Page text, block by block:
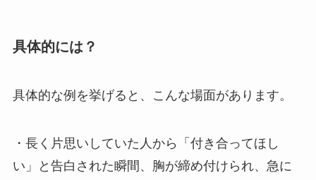
具体的には？
具体的な例を挙げると、こんな場面があります。
・長く片思いしていた人から「付き合ってほし
い」と告白された瞬間、胸が締め付けられ、急に